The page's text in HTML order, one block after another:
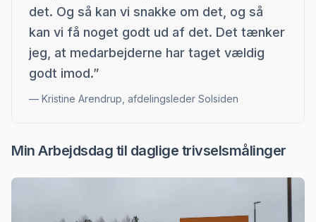
det. Og så kan vi snakke om det, og så
kan vi få noget godt ud af det. Det tænker
jeg, at medarbejderne har taget vældig
godt imod.”
— Kristine Arendrup, afdelingsleder Solsiden
Min Arbejdsdag til daglige trivselsmålinger